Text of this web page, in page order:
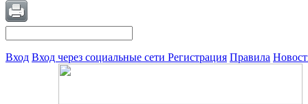
Вход Вход через социальные сети Регистрация Правила